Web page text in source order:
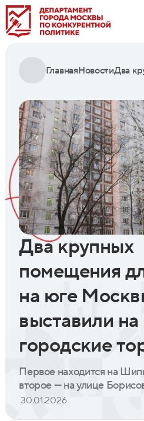
ГлавнаяНовости
Два крупных
помещения
на юге
выставили на
городские
Первое находится на
второе — на улице
30.01.2026